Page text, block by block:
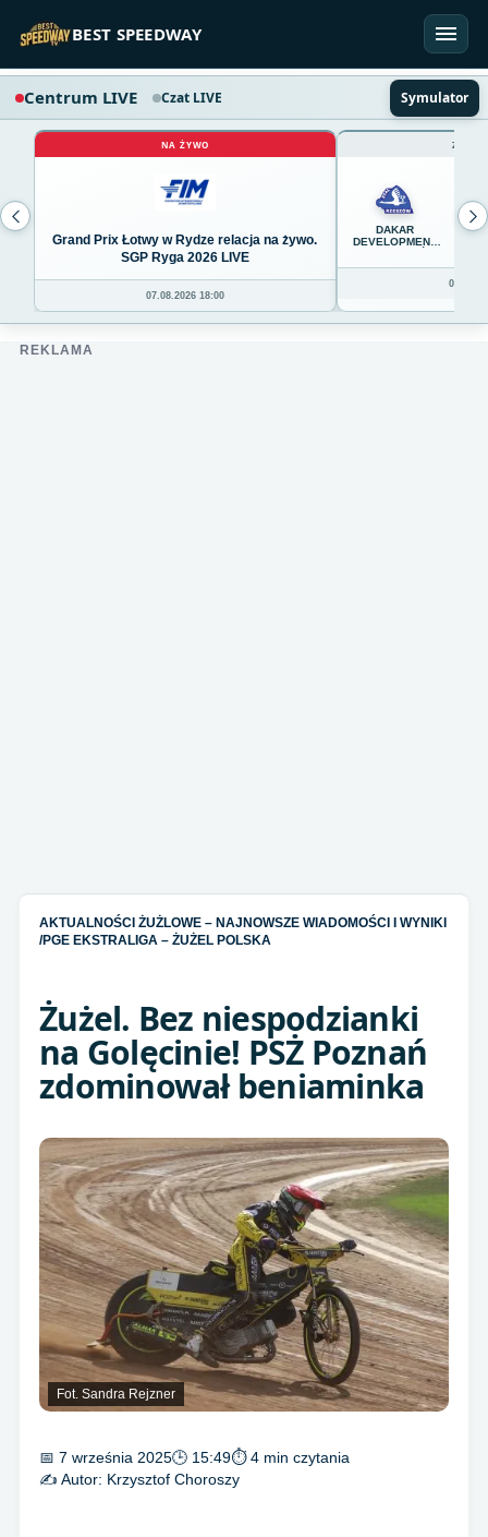
BEST SPEEDWAY
Centrum LIVE Czat LIVE Symulator
NA ŻYWO
Grand Prix Łotwy w Rydze relacja na żywo.
SGP Ryga 2026 LIVE
07.08.2026 18:00
DAKAR
DEVELOPMENT
45
REKLAMA
AKTUALNOŚCI ŻUŻLOWE – NAJNOWSZE WIADOMOŚCI I WYNIKI
/PGE EKSTRALIGA – ŻUŻEL POLSKA
Żużel. Bez niespodzianki
na Golęcinie! PSŻ Poznań
zdominował beniaminka
Fot. Sandra Rejzner
📅 7 września 2025🕒 15:49⏱ 4 min czytania
✍️ Autor: Krzysztof Choroszy